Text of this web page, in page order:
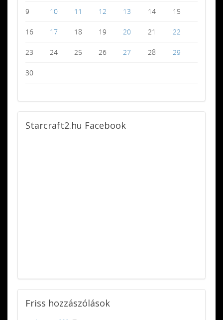
9 10 11 12 13 14 15
16 17 18 19 20 21 22
23 24 25 26 27 28 29
30
Starcraft2.hu Facebook
Friss hozzászólások